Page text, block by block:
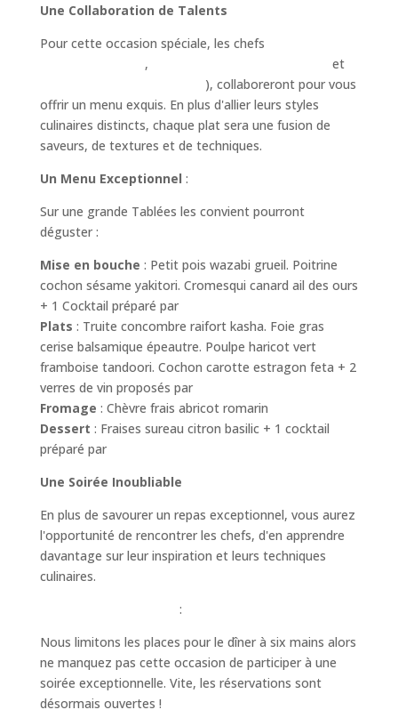
Une Collaboration de Talents
Pour cette occasion spéciale, les chefs
,
et
), collaboreront pour vous
offrir un menu exquis. En plus d'allier leurs styles
culinaires distincts, chaque plat sera une fusion de
saveurs, de textures et de techniques.
Un Menu Exceptionnel :
Sur une grande Tablées les convient pourront
déguster :
Mise en bouche : Petit pois wazabi grueil. Poitrine
cochon sésame yakitori. Cromesqui canard ail des ours
+ 1 Cocktail préparé par
Plats : Truite concombre raifort kasha. Foie gras
cerise balsamique épeautre. Poulpe haricot vert
framboise tandoori. Cochon carotte estragon feta + 2
verres de vin proposés par
Fromage : Chèvre frais abricot romarin
Dessert : Fraises sureau citron basilic + 1 cocktail
préparé par
Une Soirée Inoubliable
En plus de savourer un repas exceptionnel, vous aurez
l'opportunité de rencontrer les chefs, d'en apprendre
davantage sur leur inspiration et leurs techniques
culinaires.
:
Nous limitons les places pour le dîner à six mains alors
ne manquez pas cette occasion de participer à une
soirée exceptionnelle. Vite, les réservations sont
désormais ouvertes !